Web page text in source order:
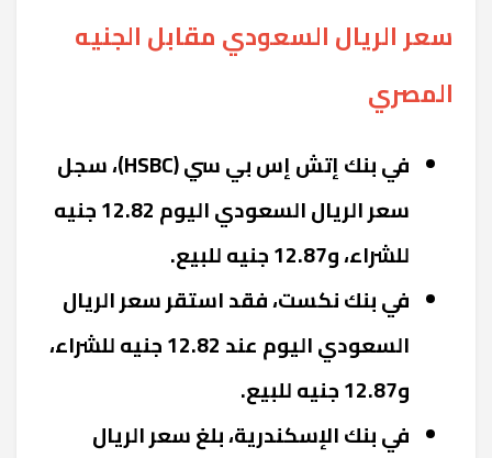
سعر الريال السعودي مقابل الجنيه
المصري
في بنك إتش إس بي سي (HSBC)، سجل
سعر الريال السعودي اليوم 12.82 جنيه
للشراء، و12.87 جنيه للبيع.
في بنك نكست، فقد استقر سعر الريال
السعودي اليوم عند 12.82 جنيه للشراء،
و12.87 جنيه للبيع.
في بنك الإسكندرية، بلغ سعر الريال